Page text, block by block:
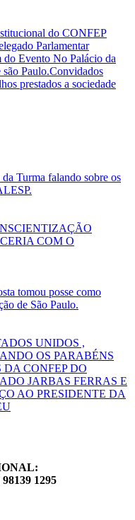
do CONFEP
Parlamentar
Evento No Palácio da
Paulo.Convidados
prestados a sociedade
Turma falando sobre os
COM O
tomou posse como
de São Paulo.
UNIDOS ,
OS PARABÉNS
DA CONFEP DO
JARBAS FERRAS E
AO PRESIDENTE DA
98139 1295